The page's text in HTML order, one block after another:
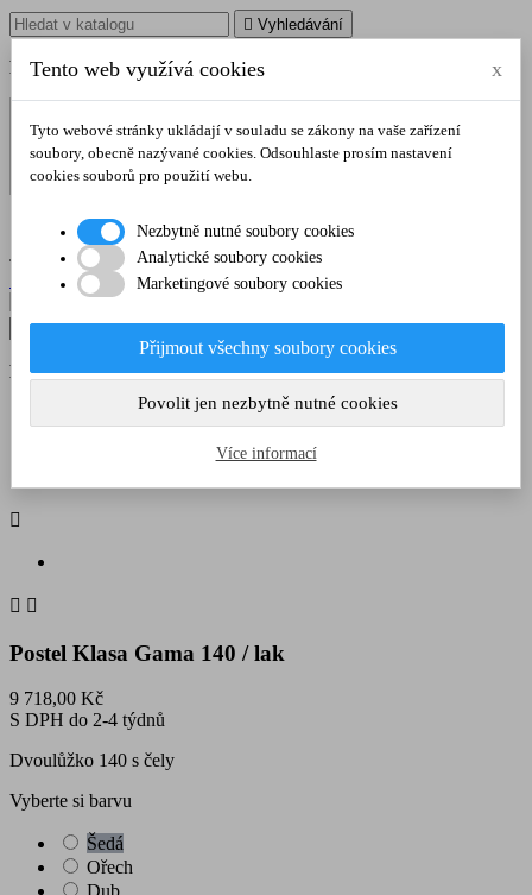
 Vyhledávání
Poradíme vám na tel.:728 106 103
shopping_cart
Košík 0 (0,00 Kč)
Přihlásit se
 Vyhledávání
Poradíme vám na tel.:728 106 103
LOŽNICE
Postel Klasa Gama 140 / lak

 
Postel Klasa Gama 140 / lak
9 718,00 Kč
S DPH do 2-4 týdnů
Dvoulůžko 140 s čely
Vyberte si barvu
Šedá
Ořech
Tento web využívá cookies x
Tyto webové stránky ukládají v souladu se zákony na vaše zařízení
soubory, obecně nazývané cookies. Odsouhlaste prosím nastavení
cookies souborů pro použití webu.
Nezbytně nutné soubory cookies
Analytické soubory cookies
Marketingové soubory cookies
Přijmout všechny soubory cookies
Povolit jen nezbytně nutné cookies
Více informací